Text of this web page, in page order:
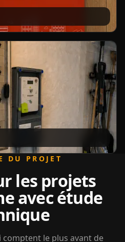
DU PROJET
les projets
avec étude
comptent le plus avant de